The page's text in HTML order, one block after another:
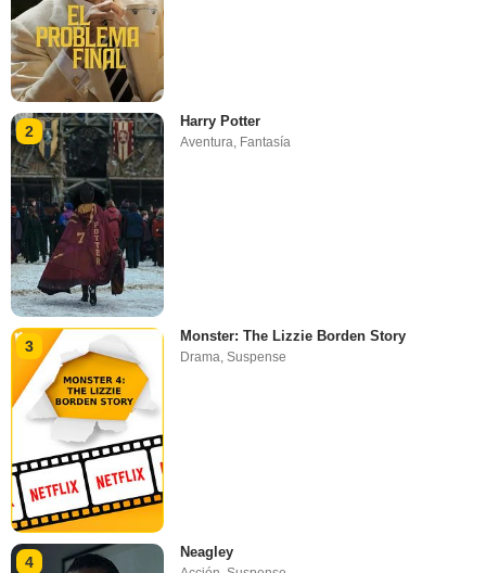
2
Harry Potter
Aventura, Fantasía
3
Monster: The Lizzie Borden Story
Drama,Suspense
4
Neagley